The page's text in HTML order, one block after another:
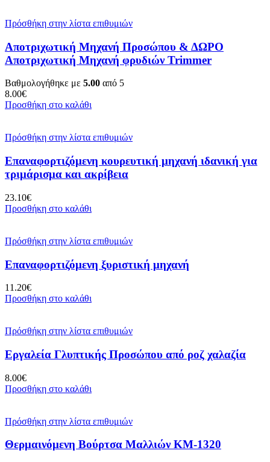
Πρόσθήκη στην λίστα επιθυμιών
Αποτριχωτική Μηχανή Προσώπου & ΔΩΡΟ
Αποτριχωτική Μηχανή φρυδιών Trimmer
Βαθμολογήθηκε με 5.00 από 5
8.00€
Προσθήκη στο καλάθι
Πρόσθήκη στην λίστα επιθυμιών
Επαναφορτιζόμενη κουρευτική μηχανή ιδανική για
τριμάρισμα και ακρίβεια
23.10€
Προσθήκη στο καλάθι
Πρόσθήκη στην λίστα επιθυμιών
Επαναφορτιζόμενη ξυριστική μηχανή
11.20€
Προσθήκη στο καλάθι
Πρόσθήκη στην λίστα επιθυμιών
Εργαλεία Γλυπτικής Προσώπου από ροζ χαλαζία
8.00€
Προσθήκη στο καλάθι
Πρόσθήκη στην λίστα επιθυμιών
Θερμαινόμενη Βούρτσα Μαλλιών KM-1320